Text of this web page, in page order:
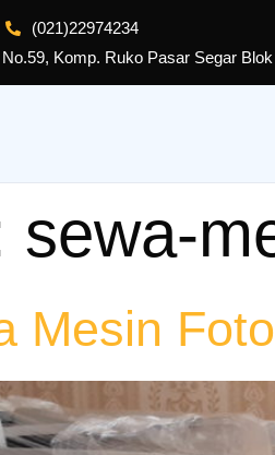
(021)22974234
Komp. Ruko Pasar Segar
sewa-
Mesin